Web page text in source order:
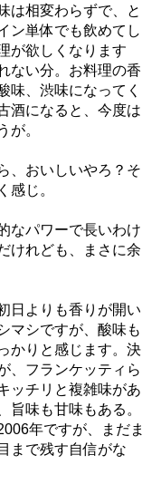
は相変わらずで、と
ン単体でも飲めてし
が欲しくなります
ない分。お料理の香
味、渋味になってく
酒になると、今度は
が。
、おいしいやろ？そ
感じ。
なパワーで長いわけ
けれども、まさに余
日よりも香りが開い
マシですが、酸味も
かりと感じます。決
、フランケッティら
ッチリと複雑味があ
旨味も甘味もある。
年ですが、まだま
まで残す自信がな